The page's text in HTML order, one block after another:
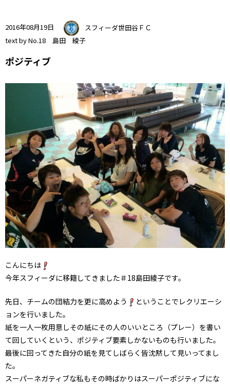
2016年08月19日
スフィーダ世田谷ＦＣ
text by No.18 島田 綾子
ポジティブ
こんにちは
今年スフィーダに移籍してきました＃18島田綾子です。
先日、チームの団結力を更に高めよう
ということでレクリエーシ
ョンを行いました。
紙を一人一枚用意しその紙にその人のいいところ（プレー）を書い
て回していくという、ポジティブ要素しかないものも行いました。
最後に回ってきた自分の紙を見てしばらく皆沈黙して見いってまし
た。
スーパーネガティブな私もその時ばかりはスーパーポジティブにな